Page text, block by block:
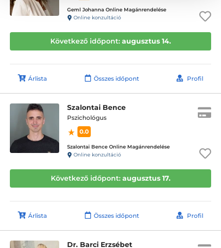
Geml Johanna Online Magánrendelése
Online konzultáció
Következő időpont: augusztus 14.
Árlista Összes időpont Profil
Szalontai Bence
Pszichológus
0.0
Szalontai Bence Online Magánrendelése
Online konzultáció
Következő időpont: augusztus 17.
Árlista Összes időpont Profil
Dr. Barci Erzsébet